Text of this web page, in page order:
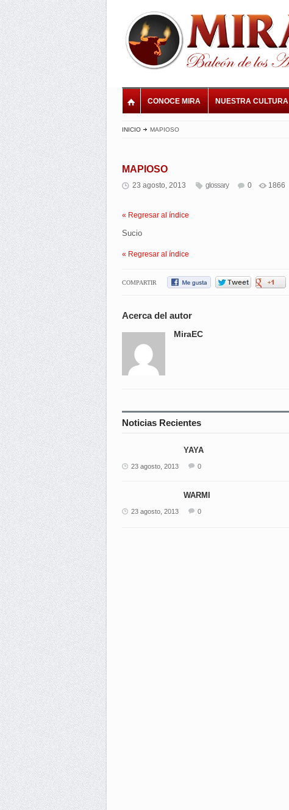
CONOCE MIRA NUESTRA CULTURA
INICIO MAPIOSO
MAPIOSO
23 agosto, 2013 glossary 0 1866
« Regresar al índice
Sucio
« Regresar al índice
COMPARTIR
Acerca del autor
MiraEC
Noticias Recientes
YAYA
23 agosto, 2013 0
WARMI
23 agosto, 2013 0